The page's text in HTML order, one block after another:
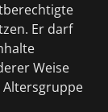
Er darf
Weise
Altersgruppe